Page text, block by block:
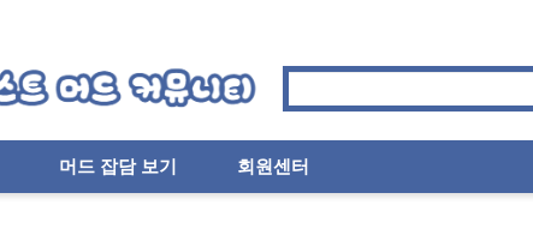
머드 잡담 보기 회원센터